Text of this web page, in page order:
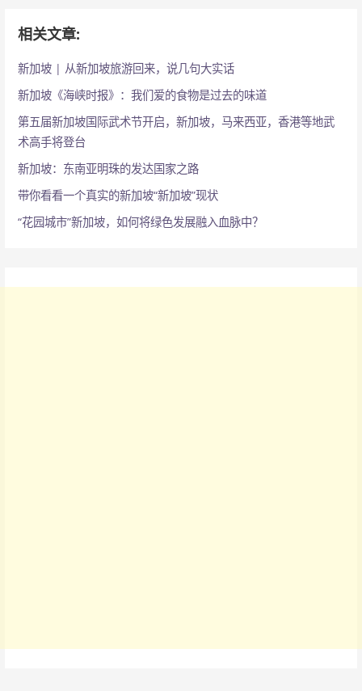
相关文章:
新加坡 | 从新加坡旅游回来，说几句大实话
新加坡《海峡时报》：我们爱的食物是过去的味道
第五届新加坡国际武术节开启，新加坡，马来西亚，香港等地武
术高手将登台
新加坡：东南亚明珠的发达国家之路
带你看看一个真实的新加坡“新加坡”现状
“花园城市”新加坡，如何将绿色发展融入血脉中？